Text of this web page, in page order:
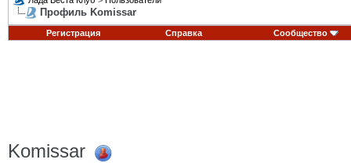
Профиль Komissar
Регистрация Справка Сообщество
Komissar